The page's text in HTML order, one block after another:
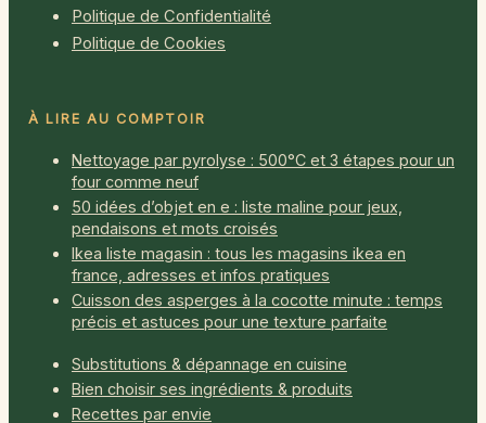
Politique de Confidentialité
Politique de Cookies
À LIRE AU COMPTOIR
Nettoyage par pyrolyse : 500°C et 3 étapes pour un
four comme neuf
50 idées d’objet en e : liste maline pour jeux,
pendaisons et mots croisés
Ikea liste magasin : tous les magasins ikea en
france, adresses et infos pratiques
Cuisson des asperges à la cocotte minute : temps
précis et astuces pour une texture parfaite
Substitutions & dépannage en cuisine
Bien choisir ses ingrédients & produits
Recettes par envie